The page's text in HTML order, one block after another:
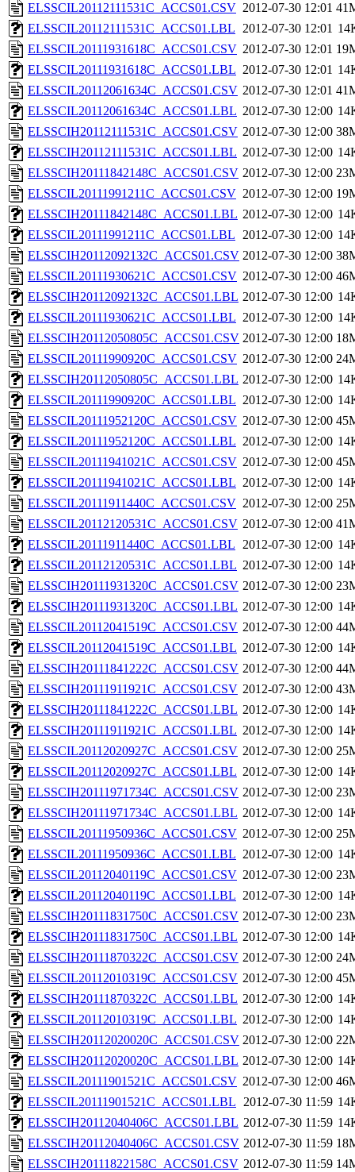
ELSSCIL20112111531C_ACCS01.CSV 2012-07-30 12:01
ELSSCIL20112111531C_ACCS01.LBL 2012-07-30 12:01
ELSSCIL20111931618C_ACCS01.CSV 2012-07-30 12:01
ELSSCIL20111931618C_ACCS01.LBL 2012-07-30 12:01
ELSSCIL20112061634C_ACCS01.CSV 2012-07-30 12:01
ELSSCIL20112061634C_ACCS01.LBL 2012-07-30 12:00
ELSSCIH20112111531C_ACCS01.CSV 2012-07-30 12:00
ELSSCIH20112111531C_ACCS01.LBL 2012-07-30 12:00
ELSSCIH20111842148C_ACCS01.CSV 2012-07-30 12:00
ELSSCIL20111991211C_ACCS01.CSV 2012-07-30 12:00
ELSSCIH20111842148C_ACCS01.LBL 2012-07-30 12:00
ELSSCIL20111991211C_ACCS01.LBL 2012-07-30 12:00
ELSSCIH20112092132C_ACCS01.CSV 2012-07-30 12:00
ELSSCIL20111930621C_ACCS01.CSV 2012-07-30 12:00
ELSSCIH20112092132C_ACCS01.LBL 2012-07-30 12:00
ELSSCIL20111930621C_ACCS01.LBL 2012-07-30 12:00
ELSSCIH20112050805C_ACCS01.CSV 2012-07-30 12:00
ELSSCIL20111990920C_ACCS01.CSV 2012-07-30 12:00
ELSSCIH20112050805C_ACCS01.LBL 2012-07-30 12:00
ELSSCIL20111990920C_ACCS01.LBL 2012-07-30 12:00
ELSSCIL20111952120C_ACCS01.CSV 2012-07-30 12:00
ELSSCIL20111952120C_ACCS01.LBL 2012-07-30 12:00
ELSSCIL20111941021C_ACCS01.CSV 2012-07-30 12:00
ELSSCIL20111941021C_ACCS01.LBL 2012-07-30 12:00
ELSSCIL20111911440C_ACCS01.CSV 2012-07-30 12:00
ELSSCIL20112120531C_ACCS01.CSV 2012-07-30 12:00
ELSSCIL20111911440C_ACCS01.LBL 2012-07-30 12:00
ELSSCIL20112120531C_ACCS01.LBL 2012-07-30 12:00
ELSSCIH20111931320C_ACCS01.CSV 2012-07-30 12:00
ELSSCIH20111931320C_ACCS01.LBL 2012-07-30 12:00
ELSSCIL20112041519C_ACCS01.CSV 2012-07-30 12:00
ELSSCIL20112041519C_ACCS01.LBL 2012-07-30 12:00
ELSSCIH20111841222C_ACCS01.CSV 2012-07-30 12:00
ELSSCIH20111911921C_ACCS01.CSV 2012-07-30 12:00
ELSSCIH20111841222C_ACCS01.LBL 2012-07-30 12:00
ELSSCIH20111911921C_ACCS01.LBL 2012-07-30 12:00
ELSSCIL20112020927C_ACCS01.CSV 2012-07-30 12:00
ELSSCIL20112020927C_ACCS01.LBL 2012-07-30 12:00
ELSSCIH20111971734C_ACCS01.CSV 2012-07-30 12:00
ELSSCIH20111971734C_ACCS01.LBL 2012-07-30 12:00
ELSSCIL20111950936C_ACCS01.CSV 2012-07-30 12:00
ELSSCIL20111950936C_ACCS01.LBL 2012-07-30 12:00
ELSSCIL20112040119C_ACCS01.CSV 2012-07-30 12:00
ELSSCIL20112040119C_ACCS01.LBL 2012-07-30 12:00
ELSSCIH20111831750C_ACCS01.CSV 2012-07-30 12:00
ELSSCIH20111831750C_ACCS01.LBL 2012-07-30 12:00
ELSSCIH20111870322C_ACCS01.CSV 2012-07-30 12:00
ELSSCIL20112010319C_ACCS01.CSV 2012-07-30 12:00
ELSSCIH20111870322C_ACCS01.LBL 2012-07-30 12:00
ELSSCIL20112010319C_ACCS01.LBL 2012-07-30 12:00
ELSSCIH20112020020C_ACCS01.CSV 2012-07-30 12:00
ELSSCIH20112020020C_ACCS01.LBL 2012-07-30 12:00
ELSSCIL20111901521C_ACCS01.CSV 2012-07-30 12:00
ELSSCIL20111901521C_ACCS01.LBL 2012-07-30 11:59
ELSSCIH20112040406C_ACCS01.LBL 2012-07-30 11:59
ELSSCIH20112040406C_ACCS01.CSV 2012-07-30 11:59
ELSSCIH20111822158C_ACCS01.CSV 2012-07-30 11:59